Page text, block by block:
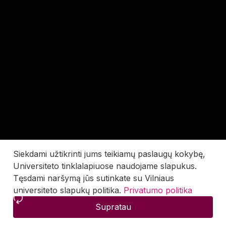
Siekdami užtikrinti jums teikiamų paslaugų kokybę,
Universiteto tinklalapiuose naudojame slapukus.
Tęsdami naršymą jūs sutinkate su Vilniaus
universiteto slapukų politika. Privatumo politika
Supratau